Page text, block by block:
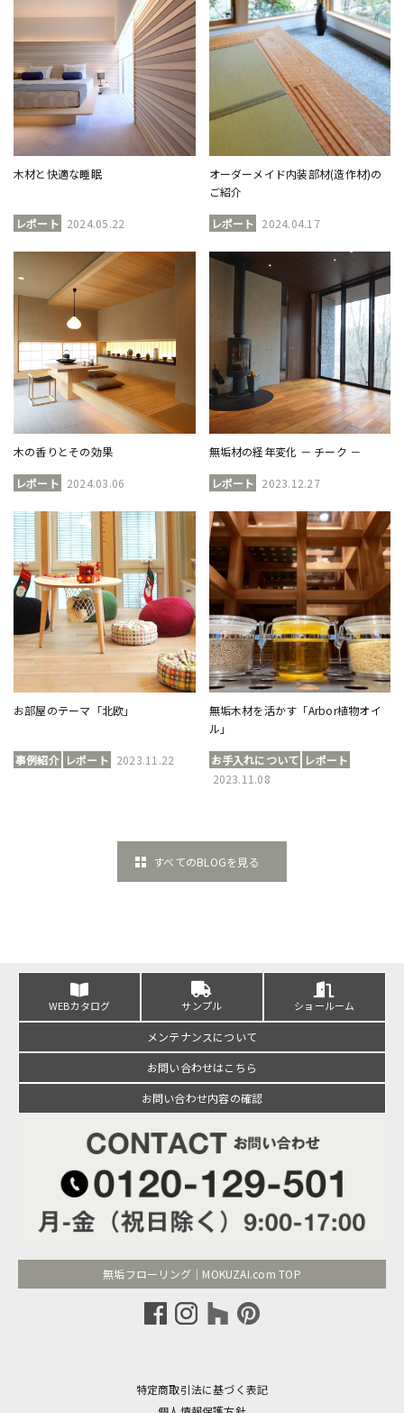
木材と快適な睡眠
レポート 2024.05.22
オーダーメイド内装部材(造作材)の
ご紹介
レポート 2024.04.17
木の香りとその効果
レポート 2024.03.06
無垢材の経年変化 － チーク －
レポート 2023.12.27
お部屋のテーマ「北欧」
事例紹介 レポート 2023.11.22
無垢木材を活かす「Arbor植物オイ
ル」
お手入れについて レポート
2023.11.08
すべてのBLOGを見る
WEBカタログ サンプル ショールーム
メンテナンスについて
お問い合わせはこちら
お問い合わせ内容の確認
無垢フローリング｜MOKUZAI.com TOP
特定商取引法に基づく表記